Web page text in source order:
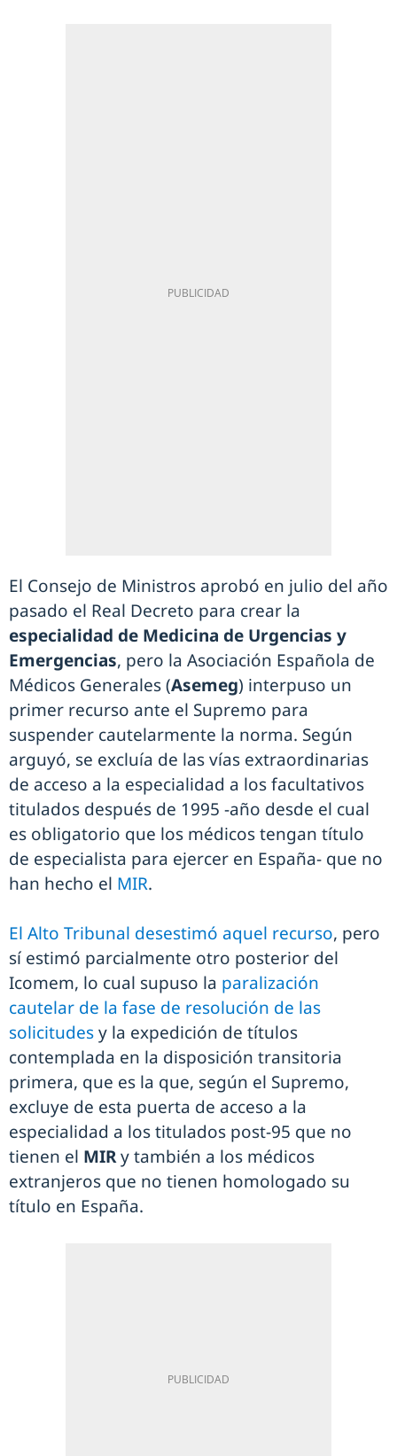
El Consejo de Ministros aprobó en julio del año
pasado el Real Decreto para crear la
especialidad de Medicina de Urgencias y
Emergencias, pero la Asociación Española de
Médicos Generales (Asemeg) interpuso un
primer recurso ante el Supremo para
suspender cautelarmente la norma. Según
arguyó, se excluía de las vías extraordinarias
de acceso a la especialidad a los facultativos
titulados después de 1995 -año desde el cual
es obligatorio que los médicos tengan título
de especialista para ejercer en España- que no
han hecho el MIR.
El Alto Tribunal desestimó aquel recurso, pero
sí estimó parcialmente otro posterior del
Icomem, lo cual supuso la paralización
cautelar de la fase de resolución de las
solicitudesy la expedición de títulos
contemplada en la disposición transitoria
primera, que es la que, según el Supremo,
excluye de esta puerta de acceso a la
especialidad a los titulados post-95 que no
tienen el MIRy también a los médicos
extranjeros que no tienen homologado su
título en España.